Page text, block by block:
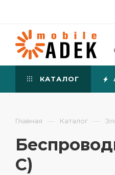
КАТАЛОГ
Главная — Каталог —
C)